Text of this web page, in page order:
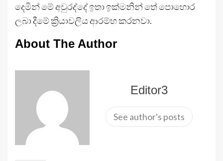
දෙමින් මේ අවුරද්දේ ඉතා ඉක්මනින් තේ පොහොර
ලබා දීමේ ක්‍රියාවලිය ආරම්භ කරනවා.
About The Author
Editor3
See author's posts